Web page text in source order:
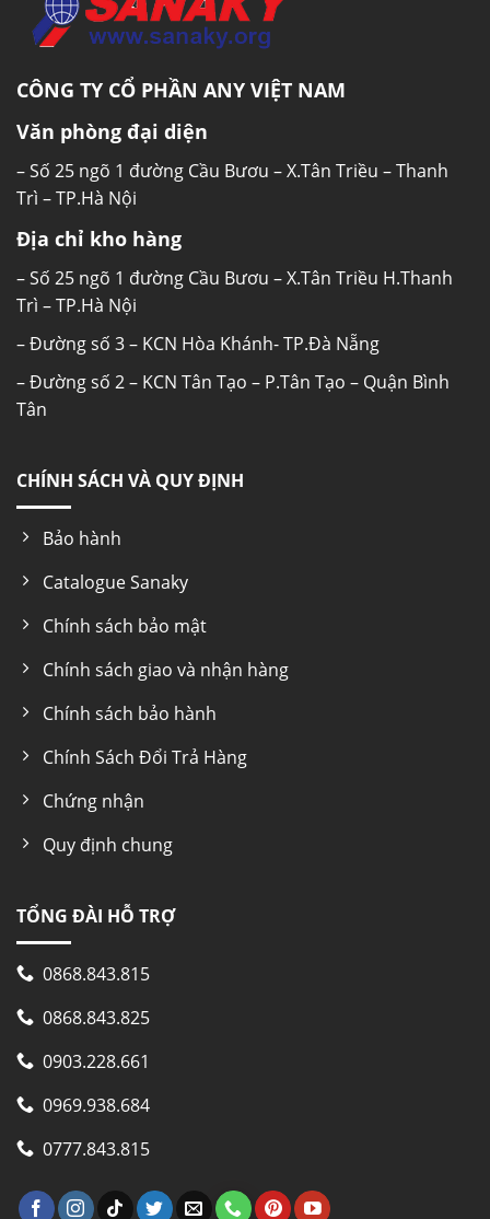
CÔNG TY CỔ PHẦN ANY VIỆT NAM
Văn phòng đại diện
– Số 25 ngõ 1 đường Cầu Bươu – X.Tân Triều – Thanh
Trì – TP.Hà Nội
Địa chỉ kho hàng
– Số 25 ngõ 1 đường Cầu Bươu – X.Tân Triều H.Thanh
Trì – TP.Hà Nội
– Đường số 3 – KCN Hòa Khánh- TP.Đà Nẵng
– Đường số 2 – KCN Tân Tạo – P.Tân Tạo – Quận Bình
Tân
CHÍNH SÁCH VÀ QUY ĐỊNH
Bảo hành
Catalogue Sanaky
Chính sách bảo mật
Chính sách giao và nhận hàng
Chính sách bảo hành
Chính Sách Đổi Trả Hàng
Chứng nhận
Quy định chung
TỔNG ĐÀI HỖ TRỢ
0868.843.815
0868.843.825
0903.228.661
0969.938.684
0777.843.815